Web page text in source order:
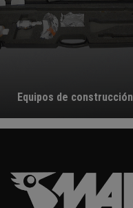
Equipos de construcción